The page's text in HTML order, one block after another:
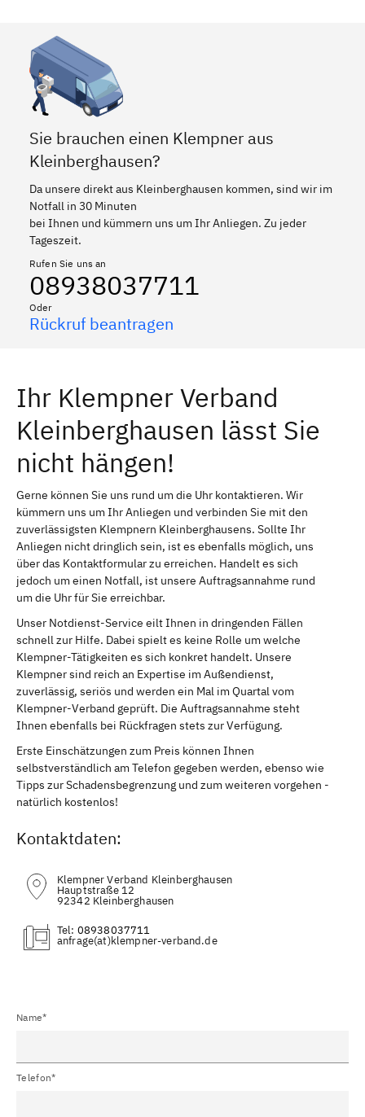
Sie brauchen einen Klempner aus
Kleinberghausen?
Da unsere direkt aus Kleinberghausen kommen, sind wir im
Notfall in 30 Minuten
bei Ihnen und kümmern uns um Ihr Anliegen. Zu jeder
Tageszeit.
Rufen Sie uns an
08938037711
Oder
Rückruf beantragen
Ihr Klempner Verband
Kleinberghausen lässt Sie
nicht hängen!
Gerne können Sie uns rund um die Uhr kontaktieren. Wir
kümmern uns um Ihr Anliegen und verbinden Sie mit den
zuverlässigsten Klempnern Kleinberghausens. Sollte Ihr
Anliegen nicht dringlich sein, ist es ebenfalls möglich, uns
über das Kontaktformular zu erreichen. Handelt es sich
jedoch um einen Notfall, ist unsere Auftragsannahme rund
um die Uhr für Sie erreichbar.
Unser Notdienst-Service eilt Ihnen in dringenden Fällen
schnell zur Hilfe. Dabei spielt es keine Rolle um welche
Klempner-Tätigkeiten es sich konkret handelt. Unsere
Klempner sind reich an Expertise im Außendienst,
zuverlässig, seriös und werden ein Mal im Quartal vom
Klempner-Verband geprüft. Die Auftragsannahme steht
Ihnen ebenfalls bei Rückfragen stets zur Verfügung.
Erste Einschätzungen zum Preis können Ihnen
selbstverständlich am Telefon gegeben werden, ebenso wie
Tipps zur Schadensbegrenzung und zum weiteren vorgehen -
natürlich kostenlos!
Kontaktdaten:
Klempner Verband Kleinberghausen
Hauptstraße 12
92342 Kleinberghausen
Tel: 08938037711
(at)
Name*
Telefon*